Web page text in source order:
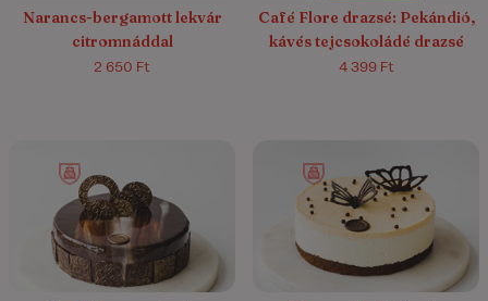
Narancs-bergamott lekvár
citromnáddal
2 650 Ft
Café Flore drazsé: Pekándió,
kávés tejcsokoládé drazsé
4 399 Ft
5.0/5 (6) 5.0/5 (5)